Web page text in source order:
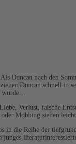
Duncan nach den
Duncan schnell in
würde…
Verlust, falsche
Mobbing stehen
die Reihe der
junges